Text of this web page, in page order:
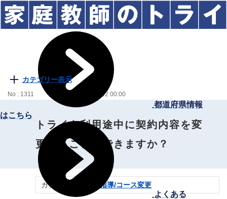
都道府県情報
はこちら
よくある
カテゴリー表示
No : 1311 公開日時 : 2023/06/12 00:00
トライを利用途中に契約内容を変
更することはできますか？
カテゴリー： 追加指導/コース変更